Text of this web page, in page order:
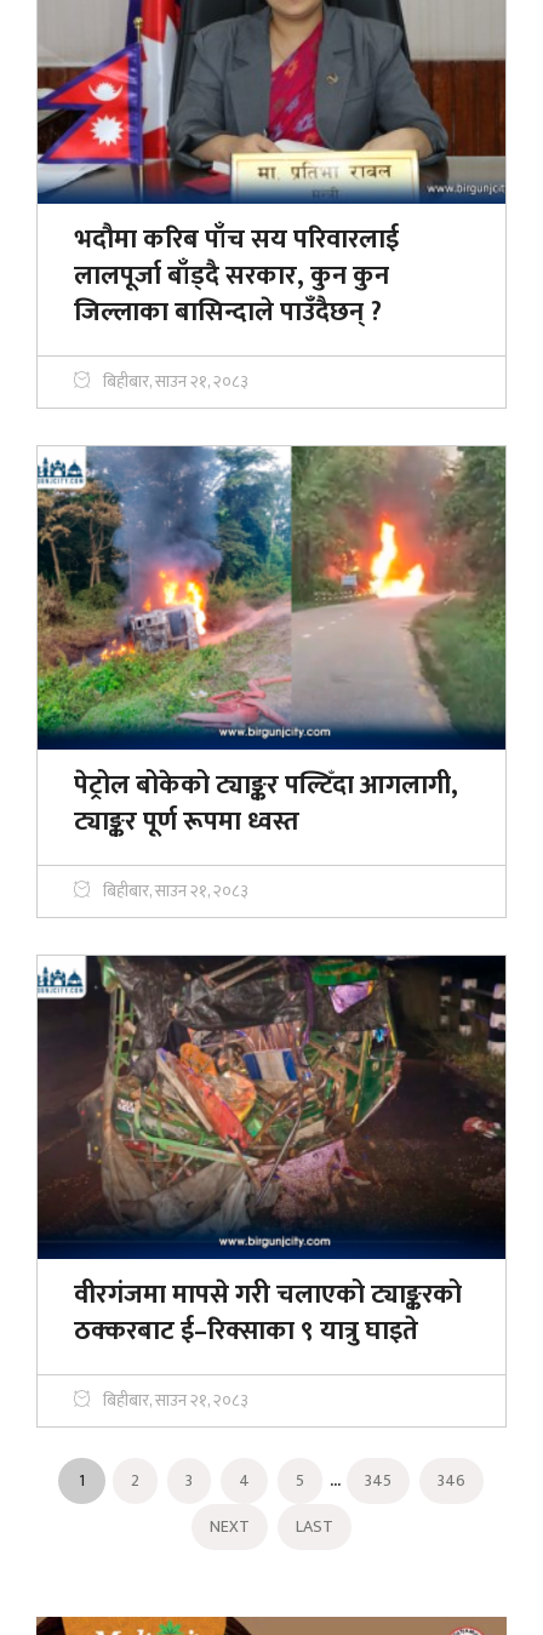
भदौमा करिब पाँच सय परिवारलाई
लालपूर्जा बाँड्दै सरकार, कुन कुन
जिल्लाका बासिन्दाले पाउँदैछन् ?
बिहीबार, साउन २१, २०८३
पेट्रोल बोकेको ट्याङ्कर पल्टिँदा आगलागी,
ट्याङ्कर पूर्ण रूपमा ध्वस्त
बिहीबार, साउन २१, २०८३
वीरगंजमा मापसे गरी चलाएको ट्याङ्करको
ठक्करबाट ई–रिक्साका ९ यात्रु घाइते
बिहीबार, साउन २१, २०८३
1 2 3 4 5 ... 345
346
NEXT
LAST